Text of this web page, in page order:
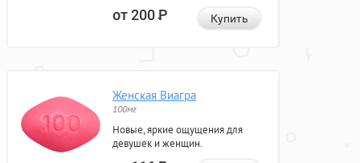
от 200Р Купить
Женская Виагра
100мг
Новые, яркие ощущения для
девушек и женщин.